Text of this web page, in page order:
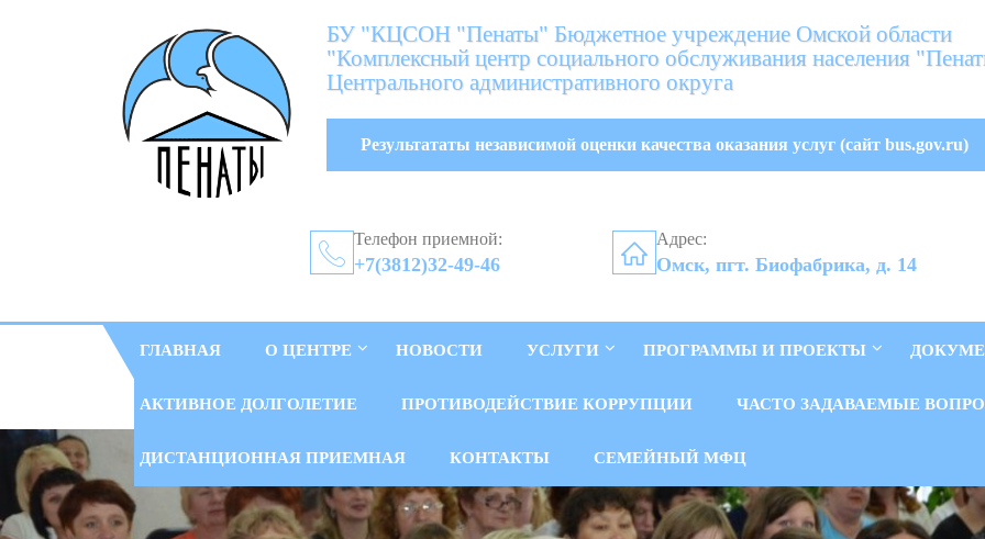
БУ "КЦСОН "Пенаты" Бюджетное учреждение Омской области
"Комплексный центр социального обслуживания населения
Центрального административного округа
Результататы независимой оценки качества оказания услуг (сайт bus.gov.ru)
Телефон приемной:
+7(3812)32-49-46
Адрес:
Омск, пгт. Биофабрика, д. 14
ГЛАВНАЯ О ЦЕНТРЕ НОВОСТИ УСЛУГИ ПРОГРАММЫ И ПРОЕКТЫ
АКТИВНОЕ ДОЛГОЛЕТИЕ ПРОТИВОДЕЙСТВИЕ КОРРУПЦИИ ЧАСТО ЗАДАВАЕМЫЕ
ДИСТАНЦИОННАЯ ПРИЕМНАЯ КОНТАКТЫ СЕМЕЙНЫЙ МФЦ